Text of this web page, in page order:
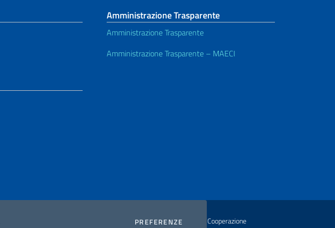
PREFERENZE COOKIES
Amministrazione Trasparente
Amministrazione Trasparente
Amministrazione Trasparente – MAECI
2026 Copyright Ministero degli Affari Esteri e della Cooperazione